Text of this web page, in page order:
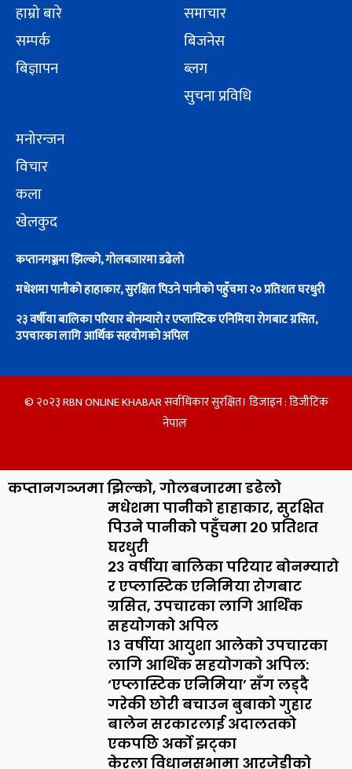
हाम्रो बारे
सम्पर्क
बिज्ञापन
समाचार
बिजनेस
ब्लग
सुचना प्रविधि
मनोरन्जन
विचार
कला
खेलकुद
कप्तानगञ्जमा झिल्को, गोलबजारमा डढेलो
मधेशमा पानीको हाहाकार, सुरक्षित पिउने पानीको पहुँचमा २० प्रतिशत घरधुरी
२३ वर्षीया बालिका परियार बोनम्यारो र एप्लास्टिक एनिमिया रोगबाट ग्रसित,
उपचारका लागि आर्थिक सहयोगको अपिल
© २०२३ RBN ONLINE KHABAR सर्वाधिकार सुरक्षित। डिजाइन :डिजीटिक
नेपाल
कप्तानगञ्जमा झिल्को, गोलबजारमा डढेलो
मधेशमा पानीको हाहाकार, सुरक्षित
पिउने पानीको पहुँचमा २० प्रतिशत
घरधुरी
२३ वर्षीया बालिका परियार बोनम्यारो
र एप्लास्टिक एनिमिया रोगबाट
ग्रसित, उपचारका लागि आर्थिक
सहयोगको अपिल
१३ वर्षीया आयुशा आलेको उपचारका
लागि आर्थिक सहयोगको अपिल:
‘एप्लास्टिक एनिमिया’ सँग लड्दै
गरेकी छोरी बचाउन बुबाको गुहार
बालेन सरकारलाई अदालतको
एकपछि अर्को झट्का
केरला विधानसभामा आरजेडीको